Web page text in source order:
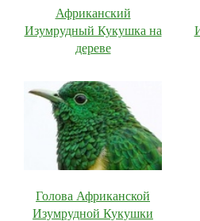
Африканский
Изумрудный Кукушка на
дереве
Голова Африканской
Изумрудной Кукушки